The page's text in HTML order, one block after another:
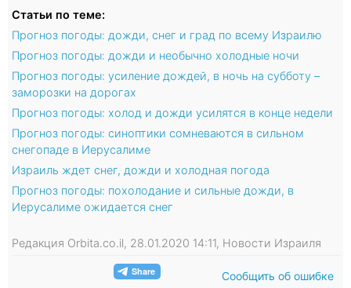
Статьи по теме:
Прогноз погоды: дожди, снег и град по всему Израилю
Прогноз погоды: дожди и необычно холодные ночи
Прогноз погоды: усиление дождей, в ночь на субботу –
заморозки на дорогах
Прогноз погоды: холод и дожди усилятся в конце недели
Прогноз погоды: синоптики сомневаются в сильном
снегопаде в Иерусалиме
Израиль ждет снег, дожди и холодная погода
Прогноз погоды: похолодание и сильные дожди, в
Иерусалиме ожидается снег
Редакция Orbita.co.il, 28.01.2020 14:11, Новости Израиля
Сообщить об ошибке